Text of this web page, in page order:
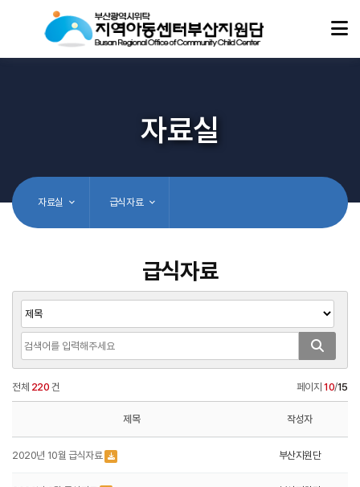
자료실
자료실 급식자료
급식자료
전체 220 건 페이지 10/15
제목 작성자
2020년 10월 급식자료 부산지원단